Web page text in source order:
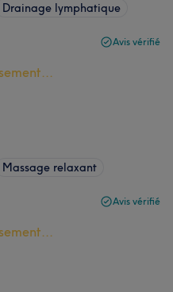
Drainage lymphatique
Avis vérifié
Massage relaxant
Avis vérifié